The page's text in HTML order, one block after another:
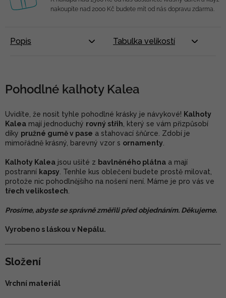
nakoupíte nad 2000 Kč budete mít od nás dopravu zdarma.
Popis Tabulka velikostí
Pohodlné kalhoty Kalea
Uvidíte, že nosit tyhle pohodlné krásky je návykové! Kalhoty
Kalea mají jednoduchý rovný střih , který se vám přizpůsobí
díky pružné gumě v pase a stahovací šňůrce. Zdobí je
mimořádně krásný, barevný vzor s ornamenty
Kalhoty Kalea jsou ušité z bavlněného plátna a mají
postranní kapsy . Tenhle kus oblečení budete prostě milovat,
protože nic pohodlnějšího na nošení není. Máme je pro vás ve
třech velikostech
Prosíme, abyste se správně změřili před objednáním. Děkujeme.
Vyrobeno s láskou v Nepálu.
Složení
Vrchní materiál